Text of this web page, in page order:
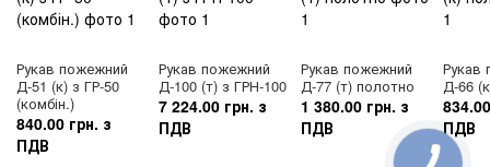
Рукав пожежний
Д-51 (к) з ГР-50
(комбін.)
840.00 грн. з
ПДВ
Рукав пожежний
Д-100 (т) з ГРН-100
7 224.00 грн. з
ПДВ
Рукав пожежний
Д-77 (т) полотно
1 380.00 грн. з
ПДВ
Рукав
Д-66
ПДВ